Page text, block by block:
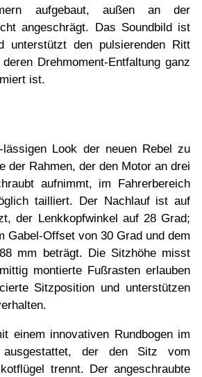
aufgebaut, außen an der
angeschrägt. Das Soundbild ist
unterstützt den pulsierenden Ritt
Drehmoment-Entfaltung ganz
ist.
Look der neuen Rebel zu
der Rahmen, der den Motor an drei
aufnimmt, im Fahrerbereich
tailliert. Der Nachlauf ist auf
der Lenkkopfwinkel auf 28 Grad;
Gabel-Offset von 30 Grad und dem
mm beträgt. Die Sitzhöhe misst
montierte Fußrasten erlauben
Sitzposition und unterstützen
einem innovativen Rundbogen im
ausgestattet, der den Sitz vom
trennt. Der angeschraubte